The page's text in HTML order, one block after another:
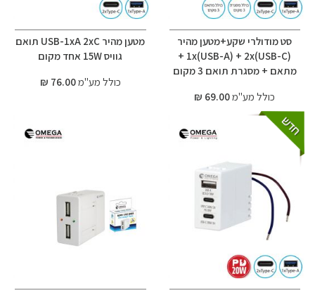
סט מודולרי שקע+מטען מהיר
1x(USB-A) + 2x(USB-C) +
מתאם + מסגרת תואם 3 מקום
כולל מע"מ69.00 ₪
מטען מהיר USB-1xA 2xC תואם
גוויס 15W אחד מקום
כולל מע"מ76.00 ₪